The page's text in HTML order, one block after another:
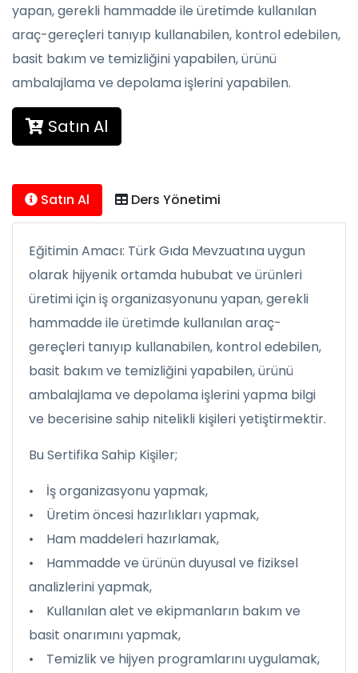
yapan, gerekli hammadde ile üretimde kullanılan
araç-gereçleri tanıyıp kullanabilen, kontrol edebilen,
basit bakım ve temizliğini yapabilen, ürünü
ambalajlama ve depolama işlerini yapabilen.
Satın Al
Satın Al Ders Yönetimi
Eğitimin Amacı: Türk Gıda Mevzuatına uygun
olarak hijyenik ortamda hububat ve ürünleri
üretimi için iş organizasyonunu yapan, gerekli
hammadde ile üretimde kullanılan araç-
gereçleri tanıyıp kullanabilen, kontrol edebilen,
basit bakım ve temizliğini yapabilen, ürünü
ambalajlama ve depolama işlerini yapma bilgi
ve becerisine sahip nitelikli kişileri yetiştirmektir.
Bu Sertifika Sahip Kişiler;
• İş organizasyonu yapmak,
• Üretim öncesi hazırlıkları yapmak,
• Ham maddeleri hazırlamak,
• Hammadde ve ürünün duyusal ve fiziksel
analizlerini yapmak,
• Kullanılan alet ve ekipmanların bakım ve
basit onarımını yapmak,
• Temizlik ve hijyen programlarını uygulamak,